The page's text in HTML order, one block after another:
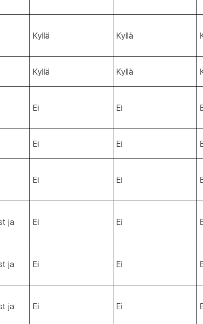
Kyllä Kyllä
Kyllä Kyllä
Ei Ei
Ei Ei
Ei Ei
ja
Ei Ei
ja
Ei Ei
ja
Ei Ei